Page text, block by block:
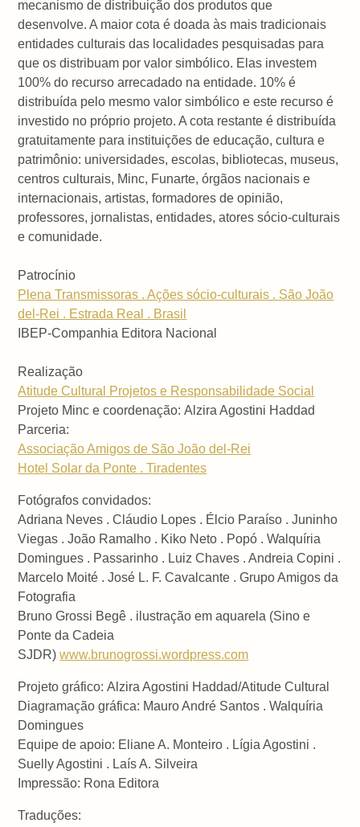
mecanismo de distribuição dos produtos que
desenvolve. A maior cota é doada às mais tradicionais
entidades culturais das localidades pesquisadas para
que os distribuam por valor simbólico. Elas investem
100% do recurso arrecadado na entidade. 10% é
distribuída pelo mesmo valor simbólico e este recurso é
investido no próprio projeto. A cota restante é distribuída
gratuitamente para instituições de educação, cultura e
patrimônio: universidades, escolas, bibliotecas, museus,
centros culturais, Minc, Funarte, órgãos nacionais e
internacionais, artistas, formadores de opinião,
professores, jornalistas, entidades, atores sócio-culturais
e comunidade.
Patrocínio
Plena Transmissoras . Ações sócio-culturais . São João
del-Rei . Estrada Real . Brasil
IBEP-Companhia Editora Nacional
Realização
Atitude Cultural Projetos e Responsabilidade Social
Projeto Minc e coordenação:Alzira Agostini Haddad
Parceria:
Associação Amigos de São João del-Rei
Hotel Solar da Ponte . Tiradentes
Fotógrafos convidados:
Adriana Neves . Cláudio Lopes . Élcio Paraíso . Juninho
Viegas . João Ramalho . Kiko Neto . Popó . Walquíria
Domingues . Passarinho . Luiz Chaves . Andreia Copini .
Marcelo Moité . José L. F. Cavalcante . Grupo Amigos da
Fotografia
Bruno Grossi Begê . ilustração em aquarela (Sino e
Ponte da Cadeia
SJDR)www.brunogrossi.wordpress.com
Projeto gráfico:Alzira Agostini Haddad/Atitude Cultural
Diagramação gráfica: Mauro André Santos . Walquíria
Domingues
Equipe de apoio: Eliane A. Monteiro . Lígia Agostini .
Suelly Agostini . Laís A. Silveira
Impressão: Rona Editora
Traduções: